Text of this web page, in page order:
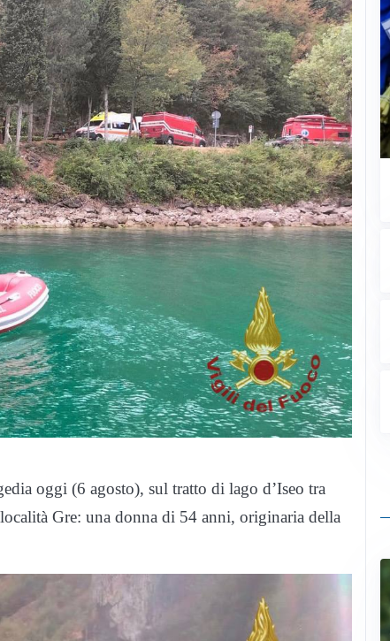
oggi (6 agosto), sul tratto di lago d’Iseo tra
Gre: una donna di 54 anni, originaria della